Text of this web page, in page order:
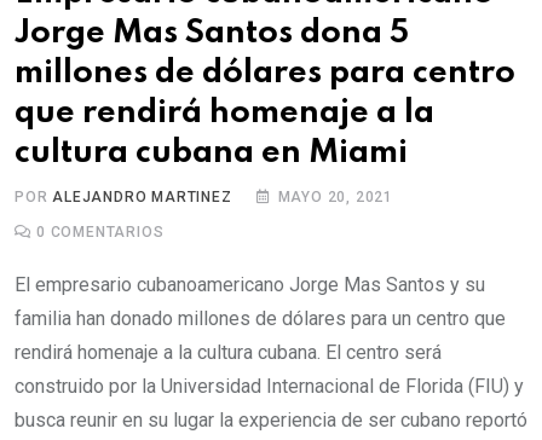
Jorge Mas Santos dona 5
millones de dólares para centro
que rendirá homenaje a la
cultura cubana en Miami
POR ALEJANDRO MARTINEZ MAYO 20, 2021
0 COMENTARIOS
El empresario cubanoamericano Jorge Mas Santos y su
familia han donado millones de dólares para un centro que
rendirá homenaje a la cultura cubana. El centro será
construido por la Universidad Internacional de Florida (FIU) y
busca reunir en su lugar la experiencia de ser cubano reportó